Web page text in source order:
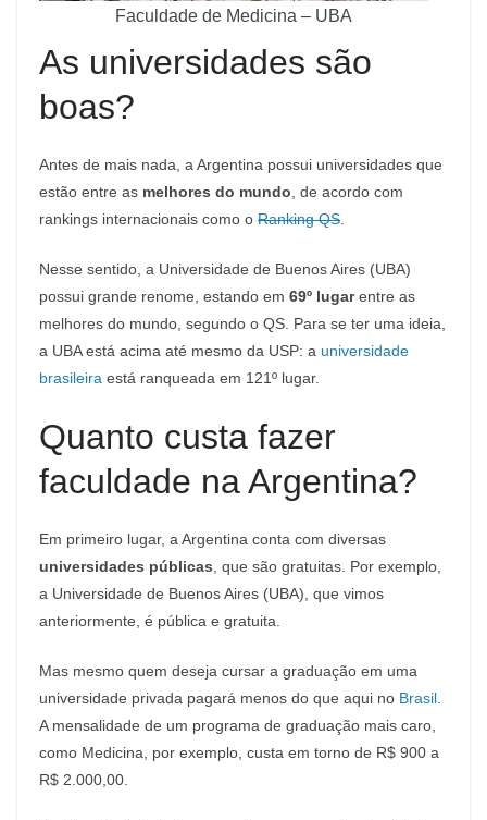
Faculdade de Medicina – UBA
As universidades são
boas?
Antes de mais nada, a Argentina possui universidades que
estão entre as melhores do mundo , de acordo com
rankings internacionais como o Ranking QS
Nesse sentido, a Universidade de Buenos Aires (UBA)
possui grande renome, estando em 69º lugarentre as
melhores do mundo, segundo o QS. Para se ter uma ideia,
a UBA está acima até mesmo da USP: a universidade
brasileira está ranqueada em 121º lugar.
Quanto custa fazer
faculdade na Argentina?
Em primeiro lugar, a Argentina conta com diversas
universidades públicas , que são gratuitas. Por exemplo,
a Universidade de Buenos Aires (UBA), que vimos
anteriormente, é pública e gratuita.
Mas mesmo quem deseja cursar a graduação em uma
universidade privada pagará menos do que aqui no Brasil
A mensalidade de um programa de graduação mais caro,
como Medicina, por exemplo, custa em torno de R$ 900 a
R$ 2.000,00.